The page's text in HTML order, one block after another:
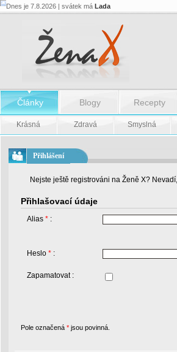
Dnes je 7.8.2026 | svátek má Lada
Články Blogy Recepty
Krásná Zdravá Smyslná
Přihlášení
Nejste ještě registrováni na Ženě X?
Přihlašovací údaje
Alias * :
Heslo * :
Zapamatovat :
Pole označená * jsou povinná.